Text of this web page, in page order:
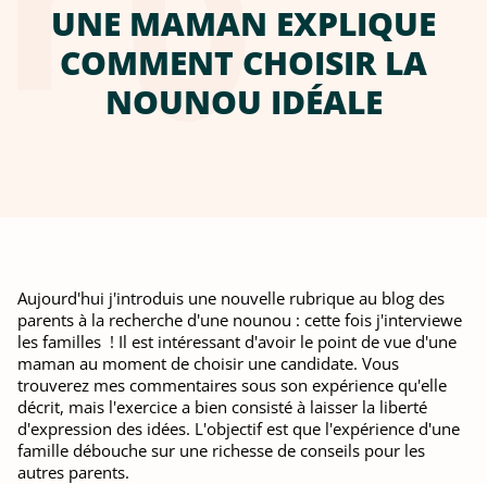
UNE MAMAN EXPLIQUE
COMMENT CHOISIR LA
NOUNOU IDÉALE
Aujourd'hui j'introduis une nouvelle rubrique au blog des
parents à la recherche d'une nounou : cette fois j'interviewe
les familles ! Il est intéressant d'avoir le point de vue d'une
maman au moment de choisir une candidate. Vous
trouverez mes commentaires sous son expérience qu'elle
décrit, mais l'exercice a bien consisté à laisser la liberté
d'expression des idées. L'objectif est que l'expérience d'une
famille débouche sur une richesse de conseils pour les
autres parents.